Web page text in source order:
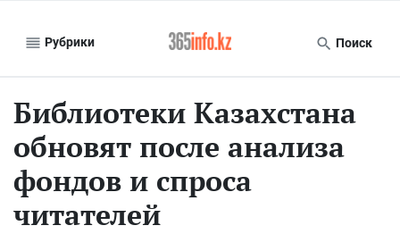
Рубрики Поиск
Библиотеки Казахстана
обновят после анализа
фондов и спроса
читателей